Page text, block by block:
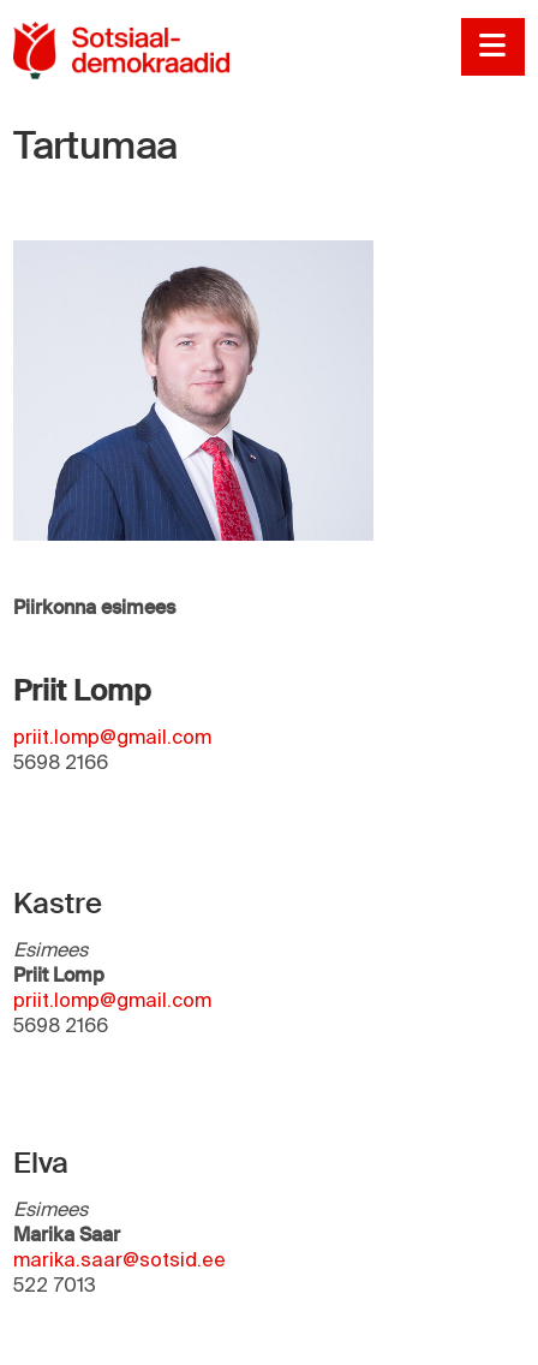
Tartumaa
Piirkonna esimees
Priit Lomp
priit.lomp@gmail.com
5698 2166
Kastre
Esimees
Priit Lomp
priit.lomp@gmail.com
5698 2166
Elva
Esimees
Marika Saar
marika.saar@sotsid.ee
522 7013